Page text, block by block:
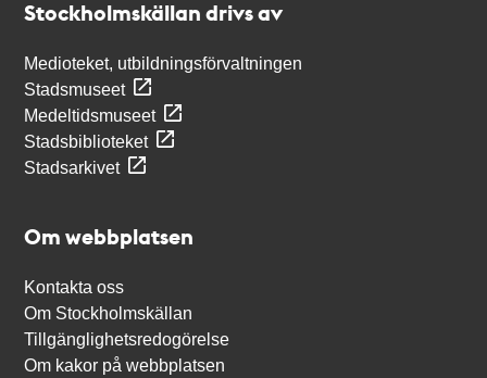
Stockholmskällan drivs av
Medioteket, utbildningsförvaltningen
Stadsmuseet
Medeltidsmuseet
Stadsbiblioteket
Stadsarkivet
Om webbplatsen
Kontakta oss
Om Stockholmskällan
Tillgänglighetsredogörelse
Om kakor på webbplatsen